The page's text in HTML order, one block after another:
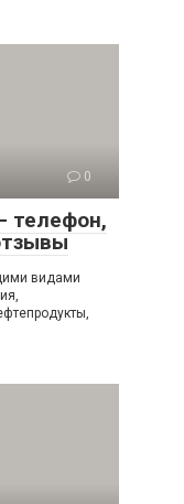
0
телефон,
видами